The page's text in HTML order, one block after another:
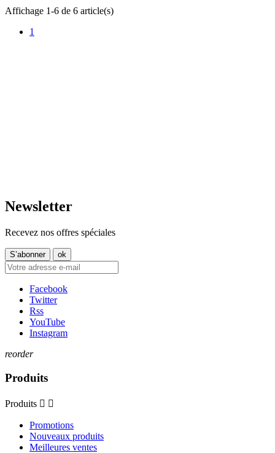
Affichage 1-6 de 6 article(s)
1
Newsletter
Recevez nos offres spéciales
Facebook
Twitter
Rss
YouTube
Instagram
reorder
Produits
Produits  
Promotions
Nouveaux produits
Meilleures ventes